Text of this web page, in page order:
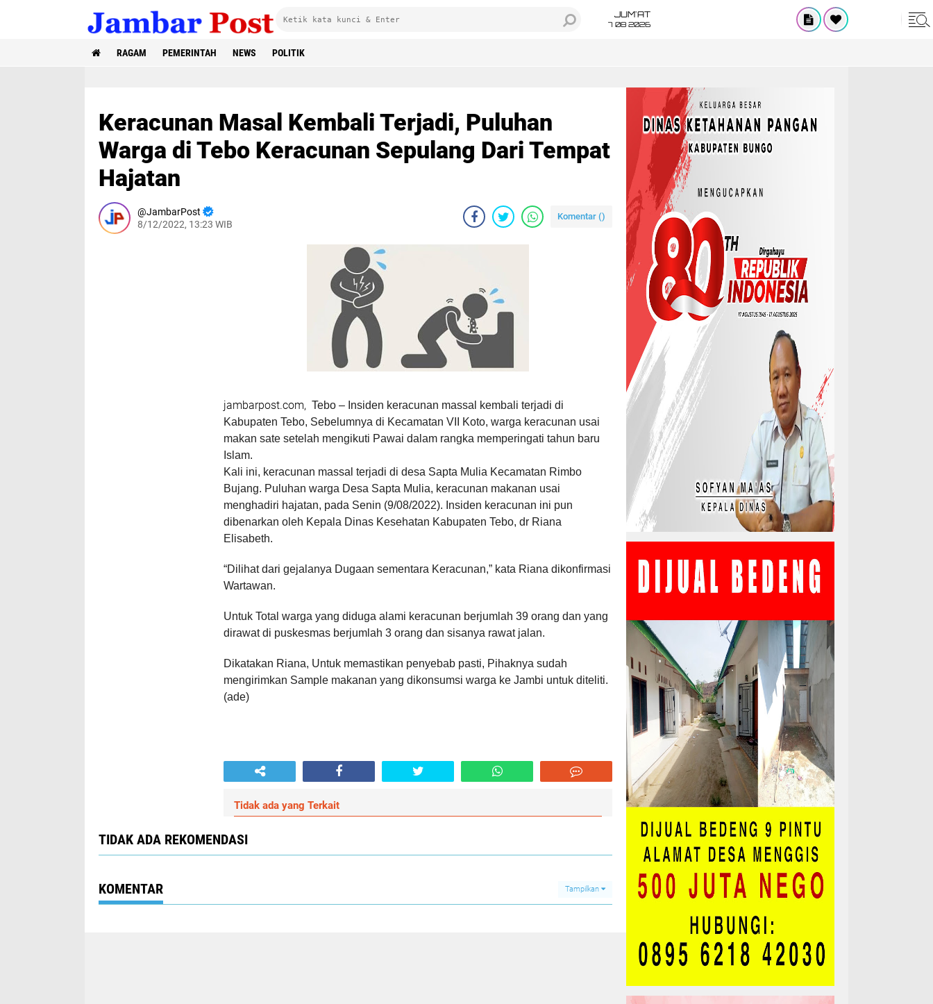
JUM'AT
7 08 2026
RAGAM PEMERINTAH NEWS POLITIK
Keracunan Masal Kembali Terjadi, Puluhan
Warga di Tebo Keracunan Sepulang Dari Tempat
Hajatan
JambarPost
8/12/2022, 13:23 WIB
Komentar ()
jambarpost.com, Tebo – Insiden keracunan massal kembali terjadi di
Kabupaten Tebo, Sebelumnya di Kecamatan VII Koto, warga keracunan usai
makan sate setelah mengikuti Pawai dalam rangka memperingati tahun baru
Islam.
Kali ini, keracunan massal terjadi di desa Sapta Mulia Kecamatan Rimbo
Bujang. Puluhan warga Desa Sapta Mulia, keracunan makanan usai
menghadiri hajatan, pada Senin (9/08/2022). Insiden keracunan ini pun
dibenarkan oleh Kepala Dinas Kesehatan Kabupaten Tebo, dr Riana
Elisabeth.
“Dilihat dari gejalanya Dugaan sementara Keracunan,” kata Riana dikonfirmasi
Wartawan.
Untuk Total warga yang diduga alami keracunan berjumlah 39 orang dan yang
dirawat di puskesmas berjumlah 3 orang dan sisanya rawat jalan.
Dikatakan Riana, Untuk memastikan penyebab pasti, Pihaknya sudah
mengirimkan Sample makanan yang dikonsumsi warga ke Jambi untuk diteliti.
(ade)
Tidak ada yang Terkait
TIDAK ADA REKOMENDASI
KOMENTAR Tampilkan